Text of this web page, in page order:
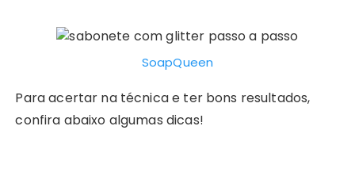
SoapQueen
Para acertar na técnica e ter bons resultados,
confira abaixo algumas dicas!